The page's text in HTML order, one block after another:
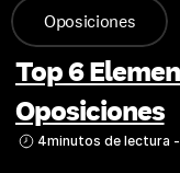
Oposiciones
Top 6
Oposiciones
4minutos de lectura -